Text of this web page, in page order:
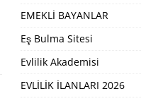
EMEKLİ BAYANLAR
Eş Bulma Sitesi
Evlilik Akademisi
EVLİLİK İLANLARI 2026